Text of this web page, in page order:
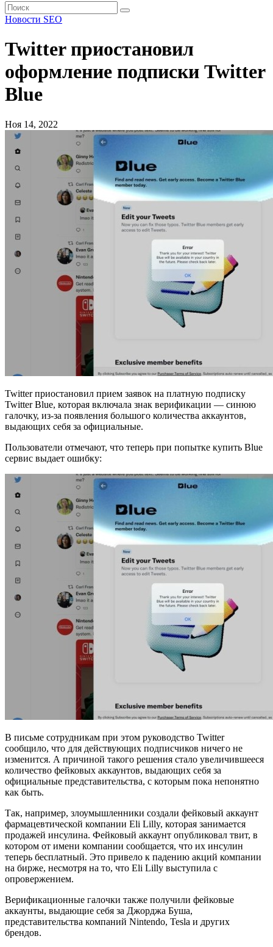
Новости SEO
Twitter приостановил
оформление подписки Twitter
Blue
Ноя 14, 2022
Twitter приостановил прием заявок на платную подписку
Twitter Blue, которая включала знак верификации — синюю
галочку, из-за появления большого количества аккаунтов,
выдающих себя за официальные.
Пользователи отмечают, что теперь при попытке купить Blue
сервис выдает ошибку:
В письме сотрудникам при этом руководство Twitter
сообщило, что для действующих подписчиков ничего не
изменится. А причиной такого решения стало увеличившееся
количество фейковых аккаунтов, выдающих себя за
официальные представительства, с которым пока непонятно
как быть.
Так, например, злоумышленники создали фейковый аккаунт
фармацевтической компании Eli Lilly, которая занимается
продажей инсулина. Фейковый аккаунт опубликовал твит, в
котором от имени компании сообщается, что их инсулин
теперь бесплатный. Это привело к падению акций компании
на бирже, несмотря на то, что Eli Lilly выступила с
опровержением.
Верификационные галочки также получили фейковые
аккаунты, выдающие себя за Джорджа Буша,
представительства компаний Nintendo, Tesla и других
брендов.